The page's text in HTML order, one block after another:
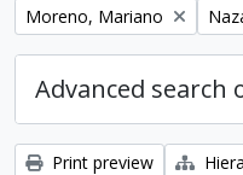
Remove filter:
Moreno, Mariano
Advanced search
Print preview